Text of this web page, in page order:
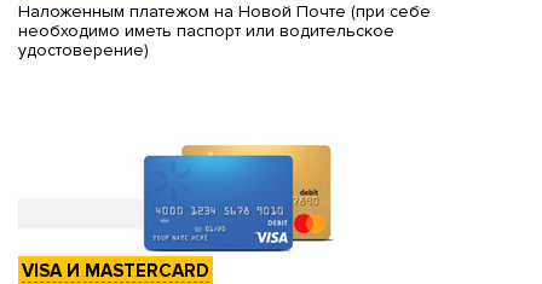
Наложенным платежом на Новой Почте (при себе
необходимо иметь паспорт или водительское
удостоверение)
VISA И MASTERCARD